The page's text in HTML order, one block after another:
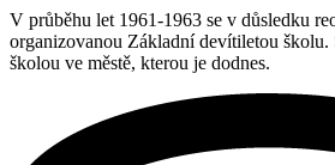
V průběhu let 1961-1963 se v důsledku
organizovanou Základní devítiletou školu.
školou ve městě, kterou je dodnes.